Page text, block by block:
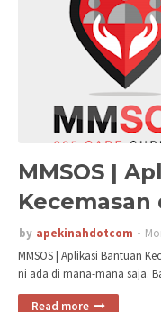
MMSOS |
Kecemasan
by apekinahdotcom
MMSOS | Aplikasi Bantuan
ni ada di mana-mana saja.
Read more